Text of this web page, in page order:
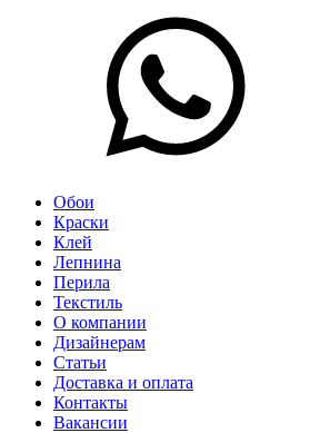
Обои
Краски
Клей
Лепнина
Перила
Текстиль
О компании
Дизайнерам
Статьи
Доставка и оплата
Контакты
Вакансии